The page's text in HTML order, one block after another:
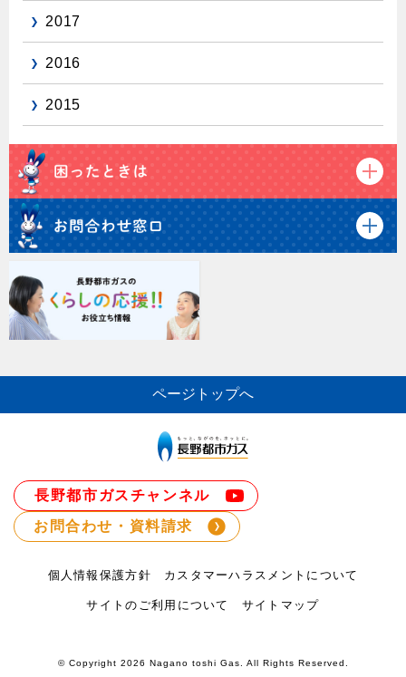
2017
2016
2015
ページトップへ
長野都市ガスチャンネル
お問合わせ・資料請求
個人情報保護方針 カスタマーハラスメントについて
サイトのご利用について サイトマップ
© Copyright 2026 Nagano toshi Gas. All Rights Reserved.